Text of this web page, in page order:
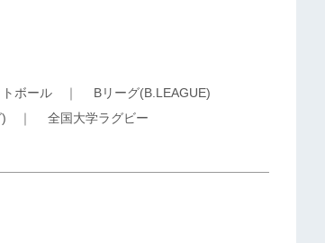
ボール ｜ Bリーグ(B.LEAGUE)
｜ 全国大学ラグビー